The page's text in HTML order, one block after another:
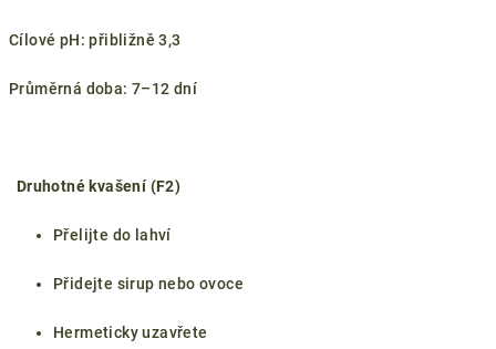
Cílové pH: přibližně 3,3
Průměrná doba: 7–12 dní
Druhotné kvašení (F2)
Přelijte do lahví
Přidejte sirup nebo ovoce
Hermeticky uzavřete